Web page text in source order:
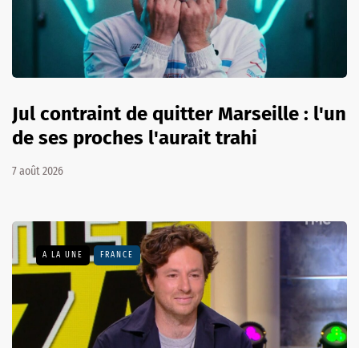
Jul contraint de quitter Marseille : l'un
de ses proches l'aurait trahi
7 août 2026
A LA UNE FRANCE